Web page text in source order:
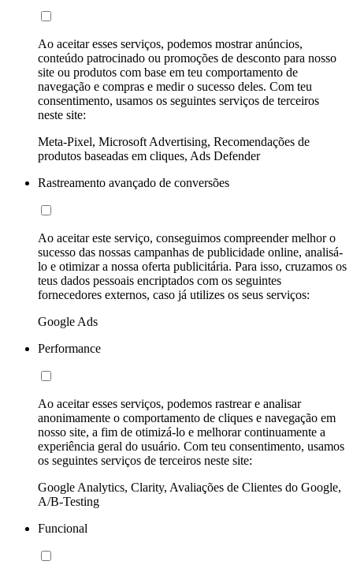
Ao aceitar esses serviços, podemos mostrar anúncios,
conteúdo patrocinado ou promoções de desconto para nosso
site ou produtos com base em teu comportamento de
navegação e compras e medir o sucesso deles. Com teu
consentimento, usamos os seguintes serviços de terceiros
neste site:
Meta-Pixel, Microsoft Advertising, Recomendações de
produtos baseadas em cliques, Ads Defender
Rastreamento avançado de conversões
Ao aceitar este serviço, conseguimos compreender melhor o
sucesso das nossas campanhas de publicidade online, analisá-
lo e otimizar a nossa oferta publicitária. Para isso, cruzamos os
teus dados pessoais encriptados com os seguintes
fornecedores externos, caso já utilizes os seus serviços:
Google Ads
Performance
Ao aceitar esses serviços, podemos rastrear e analisar
anonimamente o comportamento de cliques e navegação em
nosso site, a fim de otimizá-lo e melhorar continuamente a
experiência geral do usuário. Com teu consentimento, usamos
os seguintes serviços de terceiros neste site:
Google Analytics, Clarity, Avaliações de Clientes do Google,
A/B-Testing
Funcional